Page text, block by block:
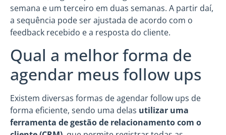
semana e um terceiro em duas semanas. A partir daí,
a sequência pode ser ajustada de acordo com o
feedback recebido e a resposta do cliente.
Qual a melhor forma de
agendar meus follow ups
Existem diversas formas de agendar follow ups de
forma eficiente, sendo uma delas utilizar uma
ferramenta de gestão de relacionamento com o